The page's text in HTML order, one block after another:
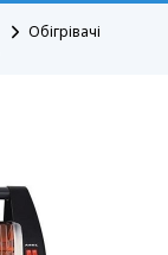
Обігрівачі